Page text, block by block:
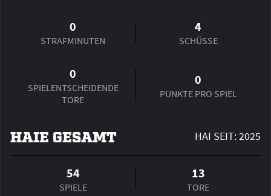
0
STRAFMINUTEN
4
SCHÜSSE
0
SPIEL­ENTSCHEIDENDE
TORE
0
PUNKTE PRO SPIEL
HAIE GESAMT HAI SEIT: 2025
54
SPIELE
13
TORE